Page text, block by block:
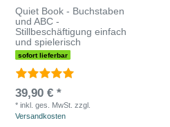
Quiet Book - Buchstaben
und ABC -
Stillbeschäftigung einfach
und spielerisch
sofort lieferbar
39,90 € *
*inkl. ges. MwSt. zzgl.
Versandkosten